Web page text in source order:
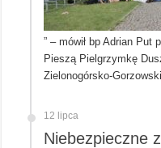
” – mówił bp Adrian Put
Pieszą Pielgrzymkę
Zielonogórsko-
12 lipca
Niebezpieczne